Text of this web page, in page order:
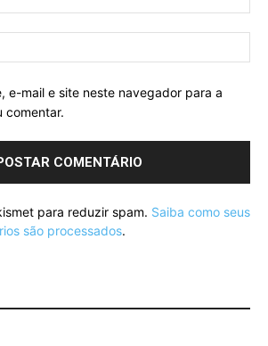
e-mail e site neste navegador para a
comentar.
para reduzir spam. Saiba como seus
são processados.